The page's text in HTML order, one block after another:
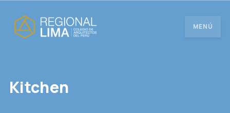
MENÚ
Kitchen